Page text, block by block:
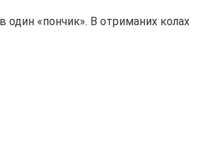
один «пончик». В отриманих колах